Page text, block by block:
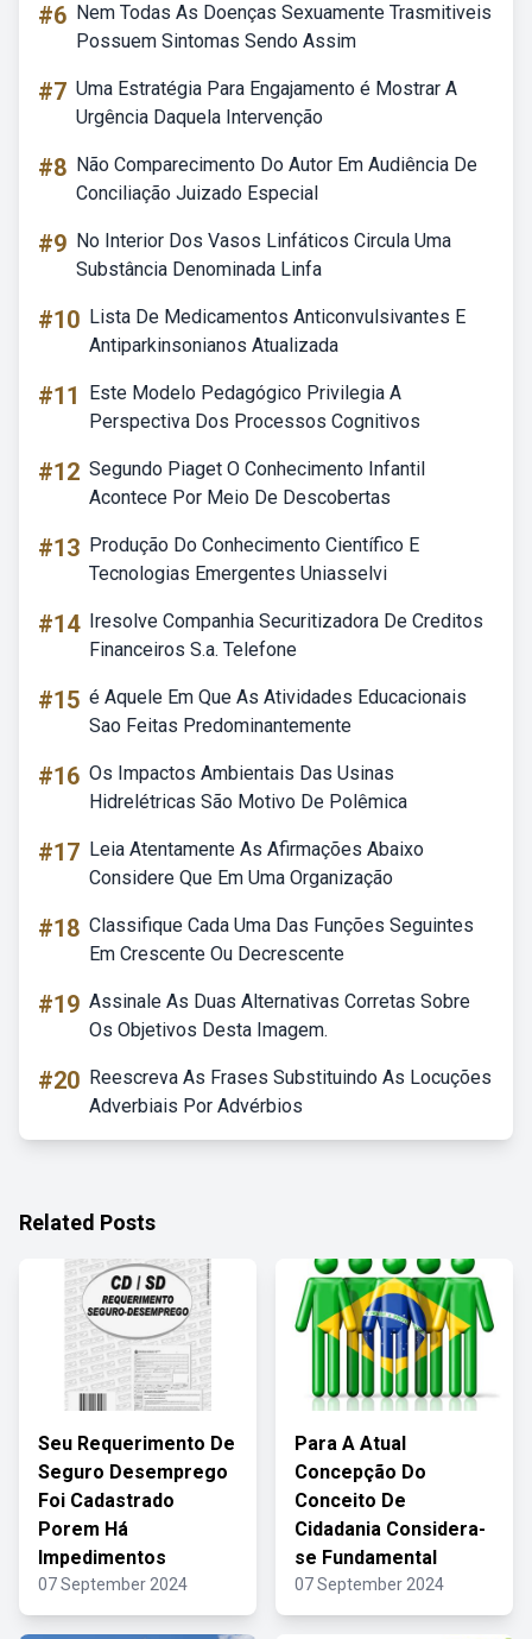
#6 Nem Todas As Doenças Sexuamente Trasmitiveis
Possuem Sintomas Sendo Assim
#7 Uma Estratégia Para Engajamento é Mostrar A
Urgência Daquela Intervenção
#8 Não Comparecimento Do Autor Em Audiência De
Conciliação Juizado Especial
#9 No Interior Dos Vasos Linfáticos Circula Uma
Substância Denominada Linfa
#10 Lista De Medicamentos Anticonvulsivantes E
Antiparkinsonianos Atualizada
#11
Este Modelo Pedagógico Privilegia A
Perspectiva Dos Processos Cognitivos
#12 Segundo Piaget O Conhecimento Infantil
Acontece Por Meio De Descobertas
#13 Produção Do Conhecimento Científico E
Tecnologias Emergentes Uniasselvi
#14 Iresolve Companhia Securitizadora De Creditos
Financeiros S.a. Telefone
#15 é Aquele Em Que As Atividades Educacionais
Sao Feitas Predominantemente
#16 Os Impactos Ambientais Das Usinas
Hidrelétricas São Motivo De Polêmica
#17 Leia Atentamente As Afirmações Abaixo
Considere Que Em Uma Organização
#18 Classifique Cada Uma Das Funções Seguintes
Em Crescente Ou Decrescente
#19 Assinale As Duas Alternativas Corretas Sobre
Os Objetivos Desta Imagem.
#20 Reescreva As Frases Substituindo As Locuções
Adverbiais Por Advérbios
Related Posts
Seu Requerimento De
Seguro Desemprego
Foi Cadastrado
Porem Há
Impedimentos
07 September 2024
Para A Atual
Concepção Do
Conceito De
Cidadania Considera-
se Fundamental
07 September 2024